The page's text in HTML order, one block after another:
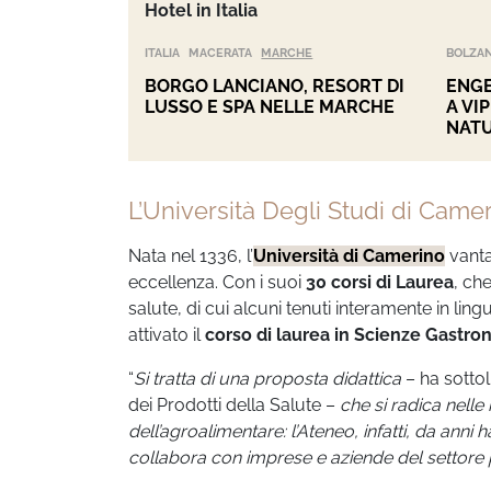
Hotel in Italia
ITALIA MACERATA MARCHE
BORGO LANCIANO, RESORT DI
LUSSO E SPA NELLE MARCHE
A
L’Università Degli Studi di
Nata nel 1336, l’Università di Camerino
eccellenza. Con i suoi 30 corsi di Laurea,
salute, di cui alcuni tenuti interamente in
attivato il corso di laurea in Scienze
“Si tratta di una proposta didattica – ha
dei Prodotti della Salute – che si radica
dell’agroalimentare: l’Ateneo, infatti, da
collabora con imprese e aziende del